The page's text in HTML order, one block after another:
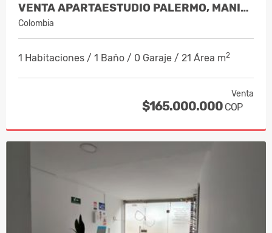
VENTA APARTAESTUDIO PALERMO, MANIZAL…
Colombia
1 Habitaciones / 1 Baño / 0 Garaje / 21 Área m2
Venta
$165.000.000 COP